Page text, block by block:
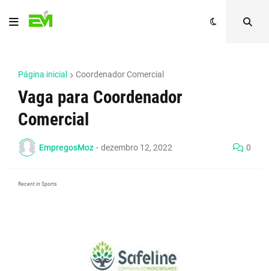
Página inicial Coordenador Comercial
Vaga para Coordenador
Comercial
EmpregosMoz - dezembro 12, 2022 0
Recent in Sports